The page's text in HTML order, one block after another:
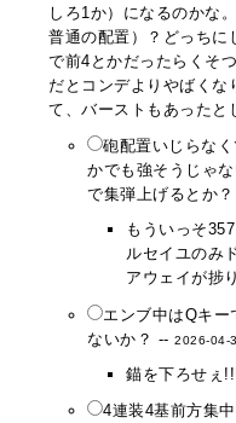
しろ1か）になるのかな
普通の配置）？どっちに
で前4とかだったらくそ
だとコンデよりやばくな
て、バーストもあった
砲配置いじらな
かでも強そうじゃ
で集弾上げるとか
もういっそ
ルセイユのみ
アウェイが捗
エンブ中はQキー
ないか？ --2026-04-
錨を下ろせぇ
4連装4基前方集